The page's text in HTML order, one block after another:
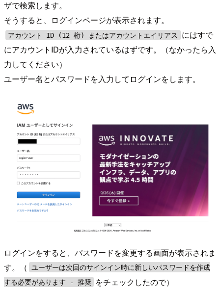
ザで検索します。
そうすると、ログインページが表示されます。
アカウント ID (12 桁) またはアカウントエイリアス
にはすで
にアカウントIDが入力されているはずです。（なかったら入
力してください）
ユーザー名とパスワードを入力してログインをします。
ログインをすると、パスワードを変更する画面が表示されま
す。（
ユーザーは次回のサインイン時に新しいパスワードを作成
する必要があります - 推奨
をチェックしたので）